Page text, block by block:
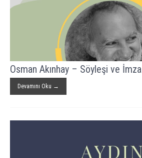
Osman Akınhay – Söyleşi ve İmza
Devamını Oku →